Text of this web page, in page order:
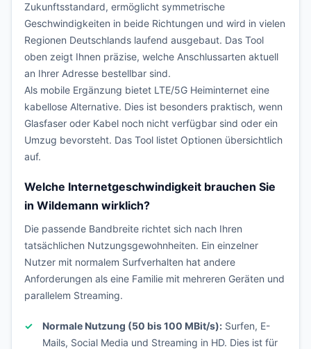
Zukunftsstandard, ermöglicht symmetrische
Geschwindigkeiten in beide Richtungen und wird in vielen
Regionen Deutschlands laufend ausgebaut. Das Tool
oben zeigt Ihnen präzise, welche Anschlussarten aktuell
an Ihrer Adresse bestellbar sind.
Als mobile Ergänzung bietet LTE/5G Heiminternet eine
kabellose Alternative. Dies ist besonders praktisch, wenn
Glasfaser oder Kabel noch nicht verfügbar sind oder ein
Umzug bevorsteht. Das Tool listet Optionen übersichtlich
auf.
Welche Internetgeschwindigkeit brauchen Sie
in Wildemann wirklich?
Die passende Bandbreite richtet sich nach Ihren
tatsächlichen Nutzungsgewohnheiten. Ein einzelner
Nutzer mit normalem Surfverhalten hat andere
Anforderungen als eine Familie mit mehreren Geräten und
parallelem Streaming.
Normale Nutzung (50 bis 100 MBit/s): Surfen, E-
Mails, Social Media und Streaming in HD. Dies ist für